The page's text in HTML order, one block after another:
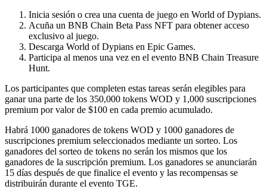
Inicia sesión o crea una cuenta de juego en World of Dypians.
Acuña un BNB Chain Beta Pass NFT para obtener acceso
exclusivo al juego.
Descarga World of Dypians en Epic Games.
Participa al menos una vez en el evento BNB Chain Treasure
Hunt.
Los participantes que completen estas tareas serán elegibles para
ganar una parte de los 350,000 tokens WOD y 1,000 suscripciones
premium por valor de $100 en cada premio acumulado.
Habrá 1000 ganadores de tokens WOD y 1000 ganadores de
suscripciones premium seleccionados mediante un sorteo. Los
ganadores del sorteo de tokens no serán los mismos que los
ganadores de la suscripción premium. Los ganadores se anunciarán
15 días después de que finalice el evento y las recompensas se
distribuirán durante el evento TGE.